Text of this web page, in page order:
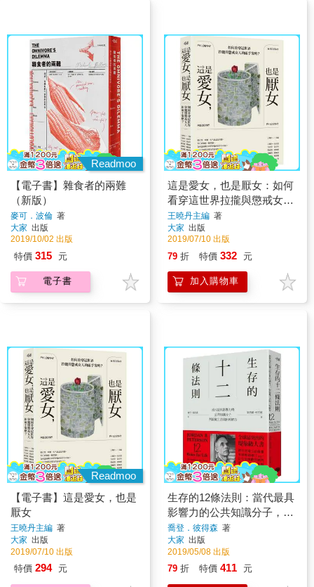
Readmoo
【電子書】雜食者的兩難
（新版）
麥可．波倫 著
大家 出版
2019/10/02 出版
特價 315 元
電子書
這是愛女，也是厭女：如何
看穿這世界拉攏與懲戒女人
的兩手策略？
王曉丹主編 著
大家 出版
2019/07/10 出版
79 折 特價 332 元
加入購物車
Readmoo
【電子書】這是愛女，也是
厭女
王曉丹主編 著
大家 出版
2019/07/10 出版
特價 294 元
生存的12條法則：當代最具
影響力的公共知識分子，對
混亂生活開出的解方
喬登．彼得森 著
大家 出版
2019/05/08 出版
79 折 特價 411 元